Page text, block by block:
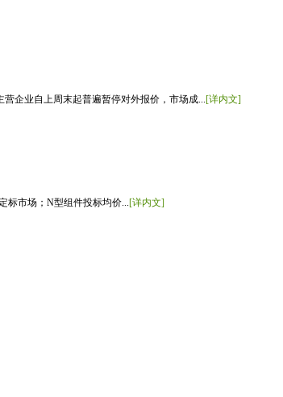
企业自上周末起普遍暂停对外报价，市场成...[详内文]
市场；N型组件投标均价... [详内文]